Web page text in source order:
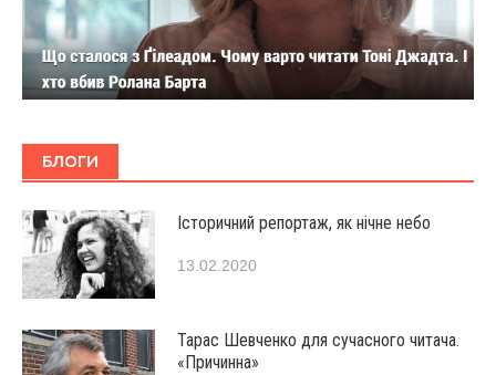
БЛОГИ
Історичний репортаж, як нічне небо
13.02.2020
Тарас Шевченко для сучасного читача.
«Причинна»